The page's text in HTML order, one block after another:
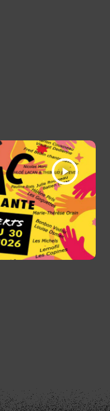
play_arrow